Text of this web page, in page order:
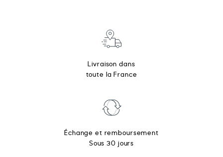
Livraison dans
toute la France
Échange et remboursement
Sous 30 jours